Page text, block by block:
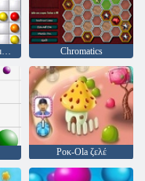
Το μυαλό σας Μάρμαρα Chromatics
Ροκ-Ola ζελέ